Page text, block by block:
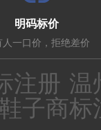
明码标价
人一口价，拒绝差价
注册 温
子商标